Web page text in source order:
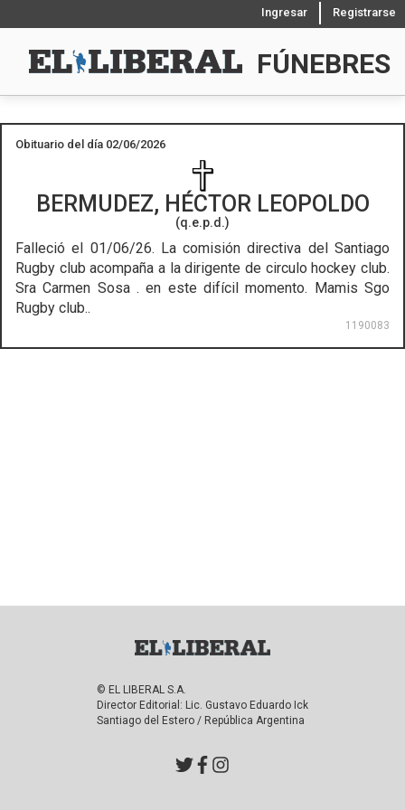
Ingresar Registrarse
FÚNEBRES
Obituario del día 02/06/2026
BERMUDEZ, HÉCTOR LEOPOLDO
(q.e.p.d.)
Falleció el 01/06/26. La comisión directiva del Santiago
Rugby club acompaña a la dirigente de circulo hockey club.
Sra Carmen Sosa . en este difícil momento. Mamis Sgo
Rugby club..
1190083
© EL LIBERAL S.A.
Director Editorial: Lic. Gustavo Eduardo Ick
Santiago del Estero / República Argentina